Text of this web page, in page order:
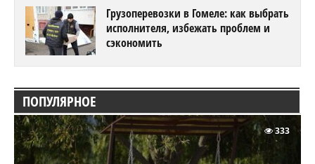
Грузоперевозки в Гомеле: как выбрать
исполнителя, избежать проблем и
сэкономить
ПОПУЛЯРНОЕ
333